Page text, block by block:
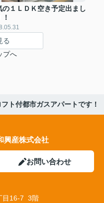
の１ＬＤＫ空き予定出まし
る
プへ
ト付都市ガスアパートです！
産株式会社
お問い合わせ
目16-7 3階